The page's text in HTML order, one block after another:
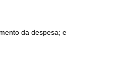
da despesa; e